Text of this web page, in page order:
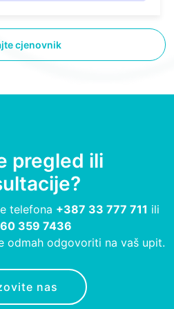
cjenovnik
pregled ili
telefona +387 33 777 711 ili
359 7436
odmah odgovoriti na vaš upit.
nas